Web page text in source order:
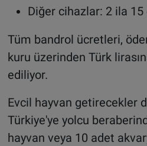
Diğer cihazlar: 2 ila 15
Tüm bandrol ücretleri,
kuru üzerinden Türk
ediliyor.
Evcil hayvan getirecekler
Türkiye'ye yolcu
hayvan veya 10 adet